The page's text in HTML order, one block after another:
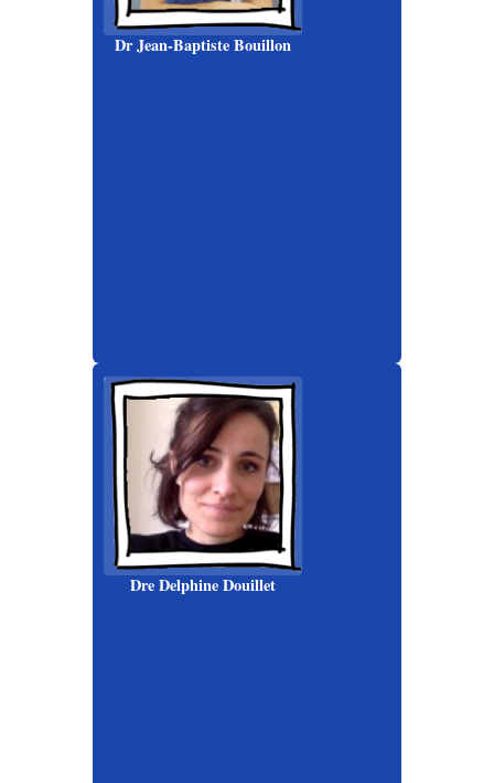
Dr Jean-Baptiste Bouillon
Dre Delphine Douillet